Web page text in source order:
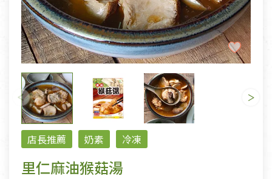
店長推薦 奶素 冷凍
里仁麻油猴菇湯